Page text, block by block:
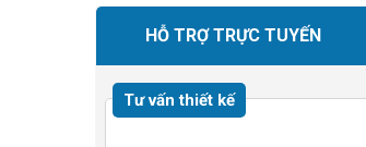
HỖ TRỢ TRỰC TUYẾN
Tư vấn thiết kế